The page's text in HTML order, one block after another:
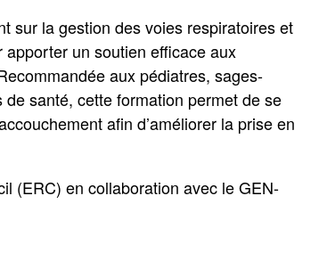
sur la gestion des voies respiratoires et
un soutien efficace aux
aux pédiatres, sages-
santé, cette formation permet de se
afin d’améliorer la prise en
(ERC) en collaboration avec le GEN-